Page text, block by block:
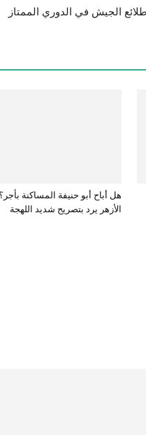
الجيش في الدوري الممتاز
هل أباح أبو حنيفة المساكنة بأجر؟
الأزهر يرد بتصريح شديد اللهجة